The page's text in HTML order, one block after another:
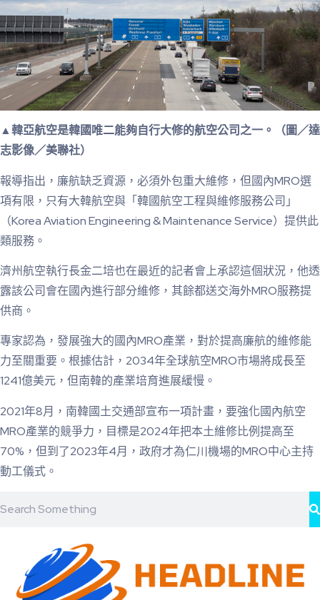
▲韓亞航空是韓國唯二能夠自行大修的航空公司之一。（圖／達
志影像／美聯社）
報導指出，廉航缺乏資源，必須外包重大維修，但國內MRO選
項有限，只有大韓航空與「韓國航空工程與維修服務公司」
（Korea Aviation Engineering & Maintenance Service）提供此
類服務。
濟州航空執行長金二培也在最近的記者會上承認這個狀況，他透
露該公司會在國內進行部分維修，其餘都送交海外MRO服務提
供商。
專家認為，發展強大的國內MRO產業，對於提高廉航的維修能
力至關重要。根據估計，2034年全球航空MRO市場將成長至
1241億美元，但南韓的產業培育進展緩慢。
2021年8月，南韓國土交通部宣布一項計畫，要強化國內航空
MRO產業的競爭力，目標是2024年把本土維修比例提高至
70%，但到了2023年4月，政府才為仁川機場的MRO中心主持
動工儀式。